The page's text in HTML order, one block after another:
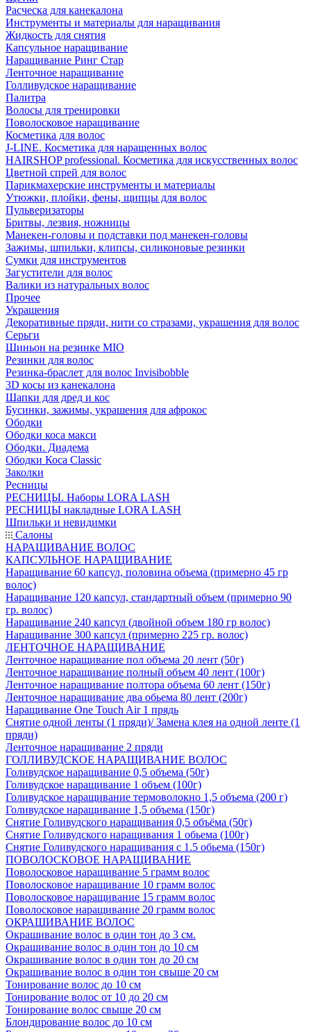
Расческа для канекалона
Инструменты и материалы для наращивания
Жидкость для снятия
Капсульное наращивание
Наращивание Ринг Стар
Ленточное наращивание
Голливудское наращивание
Палитра
Волосы для тренировки
Поволосковое наращивание
Косметика для волос
J-LINE. Косметика для наращенных волос
HAIRSHOP professional. Косметика для искусственных волос
Цветной спрей для волос
Парикмахерские инструменты и материалы
Утюжки, плойки, фены, щипцы для волос
Пульверизаторы
Бритвы, лезвия, ножницы
Манекен-головы и подставки под манекен-головы
Зажимы, шпильки, клипсы, силиконовые резинки
Сумки для инструментов
Загустители для волос
Валики из натуральных волос
Прочее
Украшения
Декоративные пряди, нити со стразами, украшения для волос
Серьги
Шиньон на резинке MIO
Резинки для волос
Резинка-браслет для волос Invisibobble
3D косы из канекалона
Шапки для дред и кос
Бусинки, зажимы, украшения для афрокос
Ободки
Ободки коса макси
Ободки. Диадема
Ободки Коса Classic
Заколки
Ресницы
РЕСНИЦЫ. Наборы LORA LASH
РЕСНИЦЫ накладные LORA LASH
Шпильки и невидимки
Салоны
НАРАЩИВАНИЕ ВОЛОС
КАПСУЛЬНОЕ НАРАЩИВАНИЕ
Наращивание 60 капсул, половина объема (примерно 45 гр
волос)
Наращивание 120 капсул, стандартный объем (примерно 90
гр. волос)
Наращивание 240 капсул (двойной объем 180 гр волос)
Наращивание 300 капсул (примерно 225 гр. волос)
ЛЕНТОЧНОЕ НАРАЩИВАНИЕ
Ленточное наращивание пол объема 20 лент (50г)
Ленточное наращивание полный объем 40 лент (100г)
Ленточное наращивание полтора объема 60 лент (150г)
Ленточное наращивание два обьема 80 лент (200г)
Наращивание One Touch Air 1 прядь
Снятие одной ленты (1 пряди)/ Замена клея на одной ленте (1
пряди)
Ленточное наращивание 2 пряди
ГОЛЛИВУДСКОЕ НАРАЩИВАНИЕ ВОЛОС
Голивудское наращивание 0,5 объема (50г)
Голивудское наращивание 1 объем (100г)
Голивудское наращивание термоволокно 1,5 объема (200 г)
Голивудское наращивание 1,5 объема (150г)
Снятие Голивудского наращивания 0,5 объёма (50г)
Снятие Голивудского наращивания 1 обьема (100г)
Снятие Голивудского наращивания с 1.5 обьема (150г)
ПОВОЛОСКОВОЕ НАРАЩИВАНИЕ
Поволосковое наращивание 5 грамм волос
Поволосковое наращивание 10 грамм волос
Поволосковое наращивание 15 грамм волос
Поволосковое наращивание 20 грамм волос
ОКРАШИВАНИЕ ВОЛОС
Окрашивание волос в один тон до 3 см.
Окрашивание волос в один тон до 10 см
Окрашивание волос в один тон до 20 см
Окрашивание волос в один тон свыше 20 см
Тонирование волос до 10 см
Тонирование волос от 10 до 20 см
Тонирование волос свыше 20 см
Блондирование волос до 10 см